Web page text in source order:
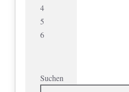
4
5
6
Suchen